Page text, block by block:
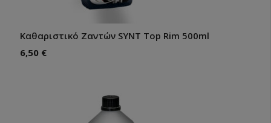
Καθαριστικό Ζαντών SYNT Top Rim 500ml
6,50 €